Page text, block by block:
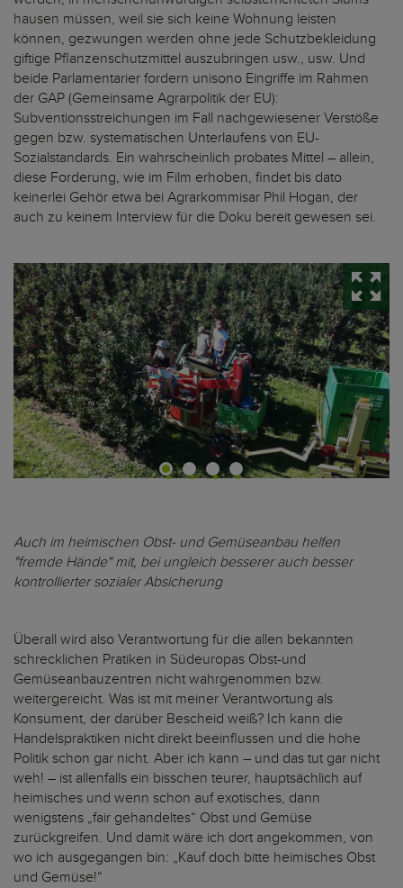
hausen müssen, weil sie sich keine Wohnung leisten
können, gezwungen werden ohne jede Schutzbekleidung
giftige Pflanzenschutzmittel auszubringen usw., usw. Und
beide Parlamentarier fordern unisono Eingriffe im Rahmen
der GAP (Gemeinsame Agrarpolitik der EU):
Subventionsstreichungen im Fall nachgewiesener Verstöße
gegen bzw. systematischen Unterlaufens von EU-
Sozialstandards. Ein wahrscheinlich probates Mittel – allein,
diese Forderung, wie im Film erhoben, findet bis dato
keinerlei Gehör etwa bei Agrarkommisar Phil Hogan, der
auch zu keinem Interview für die Doku bereit gewesen sei.
Auch im heimischen Obst- und Gemüseanbau helfen
"fremde Hände" mit, bei ungleich besserer auch besser
kontrollierter sozialer Absicherung
Überall wird also Verantwortung für die allen bekannten
schrecklichen Pratiken in Südeuropas Obst-und
Gemüseanbauzentren nicht wahrgenommen bzw.
weitergereicht. Was ist mit meiner Verantwortung als
Konsument, der darüber Bescheid weiß? Ich kann die
Handelspraktiken nicht direkt beeinflussen und die hohe
Politik schon gar nicht. Aber ich kann – und das tut gar nicht
weh! – ist allenfalls ein bisschen teurer, hauptsächlich auf
heimisches und wenn schon auf exotisches, dann
wenigstens „fair gehandeltes“ Obst und Gemüse
zurückgreifen. Und damit wäre ich dort angekommen, von
wo ich ausgegangen bin: „Kauf doch bitte heimisches Obst
und Gemüse!“